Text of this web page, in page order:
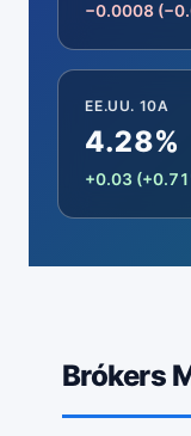
−0.0008
EE.UU. 10A
4.28%
+0.03
Brókers